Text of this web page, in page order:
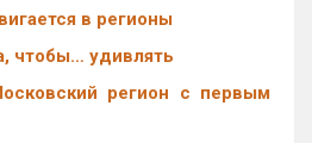
в регионы
чтобы… удивлять
регион с первым